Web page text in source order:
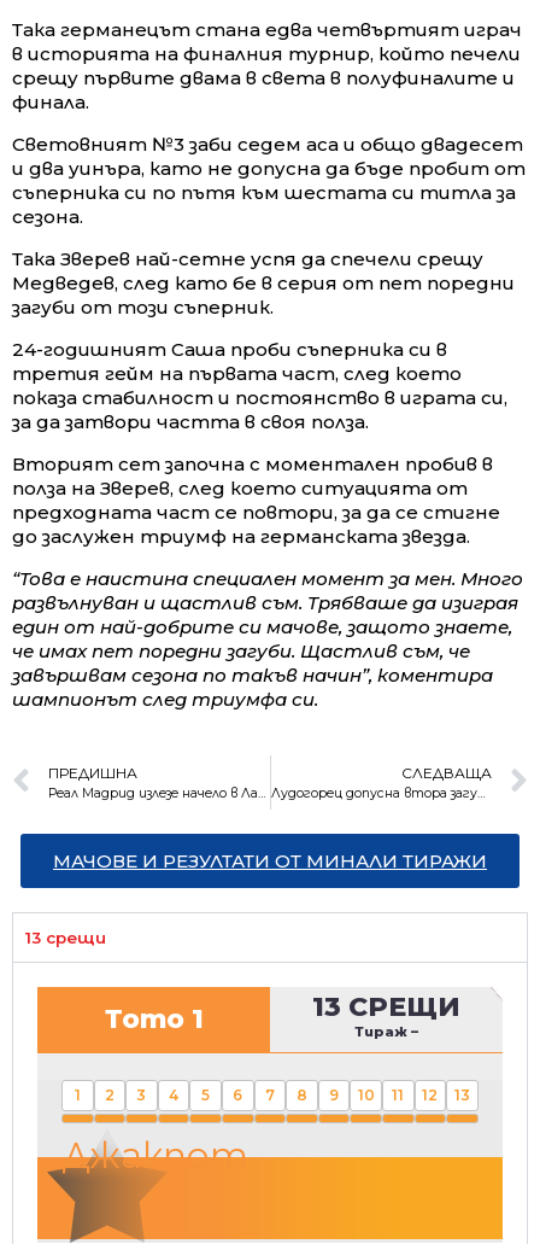
Така германецът стана едва четвъртият играч
в историята на финалния турнир, който печели
срещу първите двама в света в полуфиналите и
финала.
Световният №3 заби седем аса и общо двадесет
и два уинъра, като не допусна да бъде пробит от
съперника си по пътя към шестата си титла за
сезона.
Така Зверев най-сетне успя да спечели срещу
Медведев, след като бе в серия от пет поредни
загуби от този съперник.
24-годишният Саша проби съперника си в
третия гейм на първата част, след което
показа стабилност и постоянство в играта си,
за да затвори частта в своя полза.
Вторият сет започна с моментален пробив в
полза на Зверев, след което ситуацията от
предходната част се повтори, за да се стигне
до заслужен триумф на германската звезда.
“Това е наистина специален момент за мен. Много
развълнуван и щастлив съм. Трябваше да изиграя
един от най-добрите си мачове, защото знаете,
че имах пет поредни загуби. Щастлив съм, че
завършвам сезона по такъв начин”, коментира
шампионът след триумфа си.
ПРЕДИШНА
Реал Мадрид излезе начело в Ла Лига
СЛЕДВАЩА
Лудогорец допусна втора загуба през сезона в първенството
МАЧОВЕ И РЕЗУЛТАТИ ОТ МИНАЛИ ТИРАЖИ
13 срещи
Тото 1 13 СРЕЩИ
Тираж –
1 2 3 4 5 6 7 8 9 10 11 12 13
Джакпот